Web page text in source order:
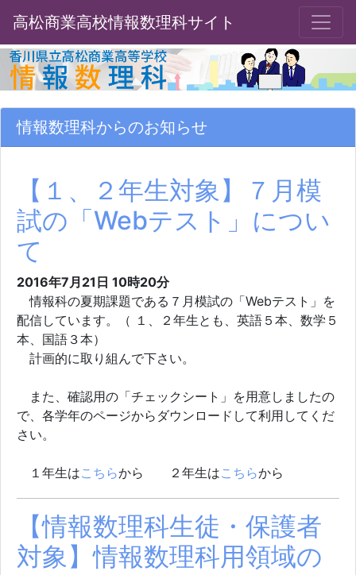
高松商業高校情報数理科サイト
情報数理科からのお知らせ
【１、２年生対象】７月模
試の「Webテスト」につい
て
2016年7月21日 10時20分
情報科の夏期課題である７月模試の「Webテスト」を
配信しています。（ １、２年生とも、英語５本、数学５
本、国語３本）
計画的に取り組んで下さい。
また、確認用の「チェックシート」を用意しましたの
で、各学年のページからダウンロードして利用してくだ
さい。
１年生はこちらから ２年生はこちらから
【情報数理科生徒・保護者
対象】情報数理科用領域の